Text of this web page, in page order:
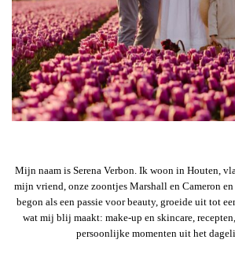
Mijn naam is Serena Verbon. Ik woon in Houten,
mijn vriend, onze zoontjes Marshall en Cameron
begon als een passie voor beauty, groeide uit tot
wat mij blij maakt: make-up en skincare,
persoonlijke momenten uit het